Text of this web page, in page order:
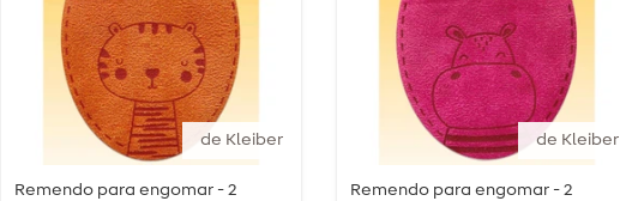
de Kleiber
Remendo para engomar - 2
de Kleiber
Remendo para engomar - 2